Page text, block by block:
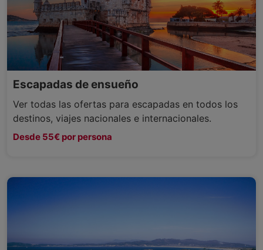
Escapadas de ensueño
Ver todas las ofertas para escapadas en todos los
destinos, viajes nacionales e internacionales.
Desde 55€ por persona